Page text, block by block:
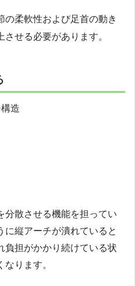
の柔軟性および足首の動き
せる必要があります。
造
分散させる機能を担ってい
に縦アーチが潰れていると
負担がかかり続けている状
ります。